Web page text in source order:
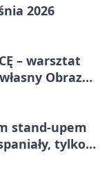
2026
– warsztat
Obraz
stand-upem
tylko